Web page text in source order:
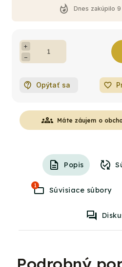
whatshot Dnes zakúpilo 9
+
−
Opýtať sa favorite_border
groups Máte záujem o
Popis
1
Súvisiace súbory